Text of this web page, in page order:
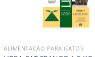
ALIMENTAÇÃO PARA GATOS